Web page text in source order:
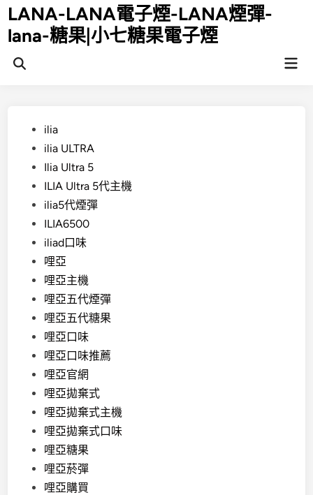
Skip
to
content
LANA-LANA電子煙-LANA煙彈-
lana-糖果|小七糖果電子煙
Open
Posted
ilia
ilia ULTRA
Ilia Ultra 5
ILIA Ultra 5代主機
ilia5代煙彈
ILIA6500
iliad口味
哩亞
哩亞主機
哩亞五代煙彈
哩亞五代糖果
哩亞口味
哩亞口味推薦
哩亞官網
哩亞拋棄式
哩亞拋棄式主機
哩亞拋棄式口味
哩亞糖果
哩亞菸彈
哩亞購買